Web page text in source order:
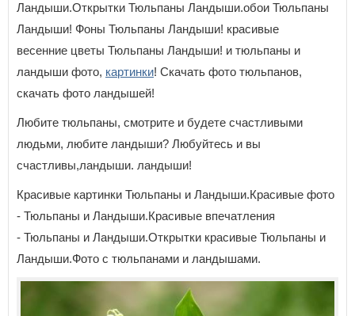
Ландыши.Открытки Тюльпаны Ландыши.обои Тюльпаны
Ландыши! Фоны Тюльпаны Ландыши! красивые
весенние цветы Тюльпаны Ландыши! и тюльпаны и
ландыши фото, картинки! Скачать фото тюльпанов,
скачать фото ландышей!
Любите тюльпаны, смотрите и будете счастливыми
людьми, любите ландыши? Любуйтесь и вы
счастливы,ландыши. ландыши!
Красивые картинки Тюльпаны и Ландыши.Красивые фото
- Тюльпаны и Ландыши.Красивые впечатления
- Тюльпаны и Ландыши.Открытки красивые Тюльпаны и
Ландыши.Фото с тюльпанами и ландышами.